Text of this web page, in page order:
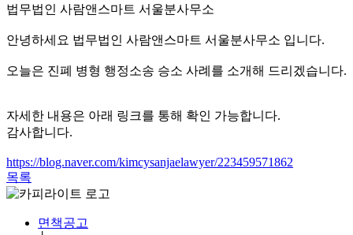
법무법인 사람앤스마트 서울분사무소
안녕하세요 법무법인 사람앤스마트 서울분사무소 입니다.
오늘은 진폐 병형 행정소송 승소 사례를 소개해 드리겠습니다.
자세한 내용은 아래 링크를 통해 확인 가능합니다.
감사합니다.
https://blog.naver.com/kimcysanjaelawyer/223459571862
목록
면책공고